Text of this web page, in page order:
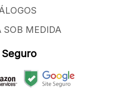
SOB MEDIDA